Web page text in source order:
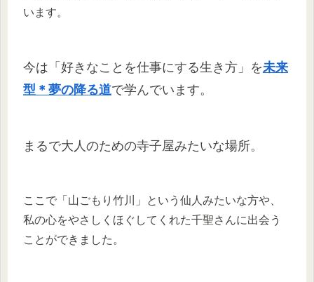
います。
今は「好きなことを仕事にする生き方」を未来
型＊夢の降る道で学んでいます。
まるで大人のための寺子屋みたいな場所。
ここで「山ごもり竹川」という仙人みたいな方や、
私の心をやさしくほぐしてくれた千聖さんに出会う
ことができました。